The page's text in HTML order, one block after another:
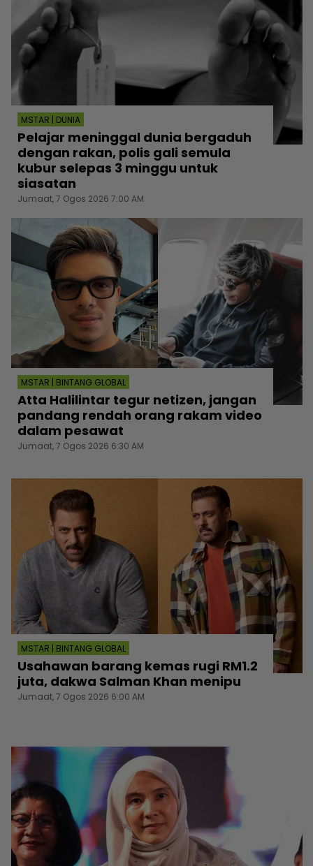
MSTAR | DUNIA
Pelajar meninggal dunia bergaduh
dengan rakan, polis gali semula
kubur selepas 3 minggu untuk
siasatan
Jumaat, 7 Ogos 2026 7:00 AM
MSTAR | BINTANG GLOBAL
Atta Halilintar tegur netizen, jangan
pandang rendah orang rakam video
dalam pesawat
Jumaat, 7 Ogos 2026 6:30 AM
MSTAR | BINTANG GLOBAL
Usahawan barang kemas rugi RM1.2
juta, dakwa Salman Khan menipu
Jumaat, 7 Ogos 2026 6:00 AM